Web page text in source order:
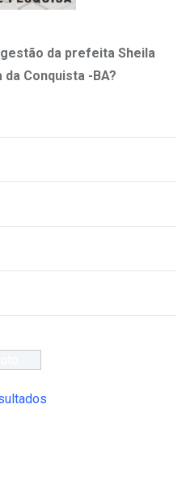
da prefeita Sheila
Conquista -BA?